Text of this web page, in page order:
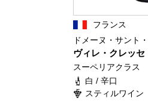
フランス
ドメーヌ・サント
ヴィレ・クレッ
スーペリアクラス
白 / 辛口
スティルワイン